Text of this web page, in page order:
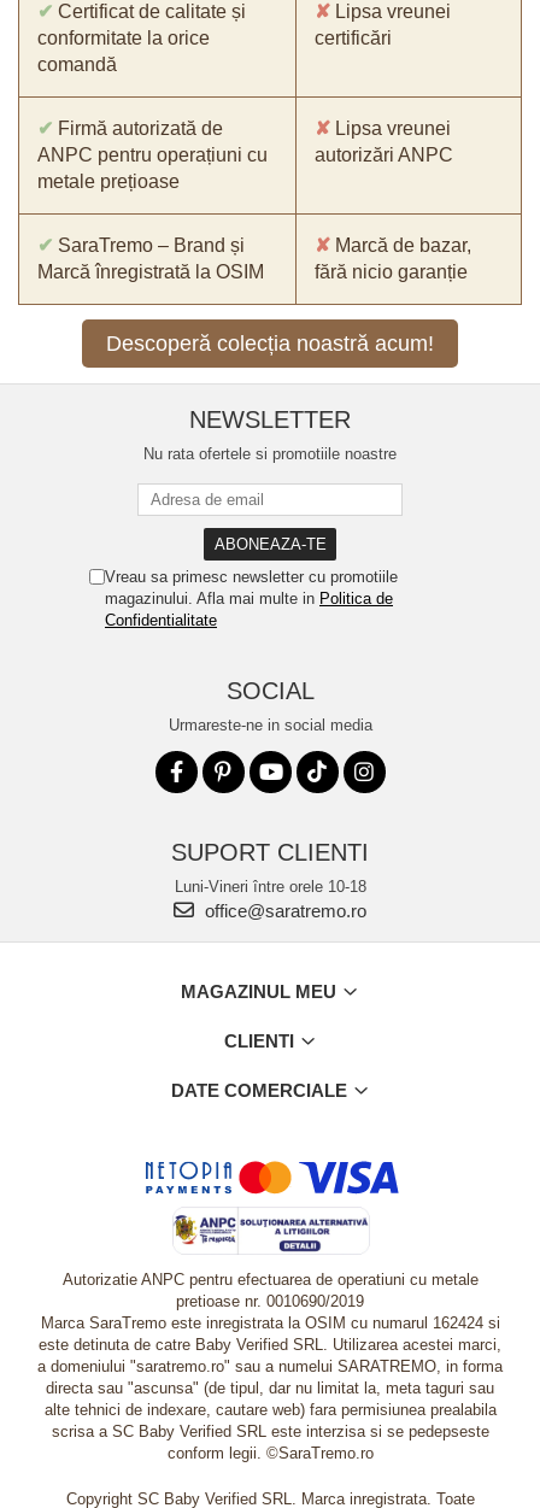
✔ Certificat de calitate și
conformitate la orice
comandă
✘ Lipsa vreunei
certificări
✔ Firmă autorizată de
ANPC pentru operațiuni cu
metale prețioase
✘ Lipsa vreunei
autorizări ANPC
✔ SaraTremo – Brand și
Marcă înregistrată la OSIM
✘ Marcă de bazar,
fără nicio garanție
Descoperă colecția noastră acum!
NEWSLETTER
Nu rata ofertele si promotiile noastre
Vreau sa primesc newsletter cu promotiile
magazinului. Afla mai multe in Politica de
Confidentialitate
SOCIAL
Urmareste-ne in social media
SUPORT CLIENTI
Luni-Vineri între orele 10-18
office@saratremo.ro
MAGAZINUL MEU
CLIENTI
DATE COMERCIALE
Autorizatie ANPC pentru efectuarea de operatiuni cu metale
pretioase nr. 0010690/2019
Marca SaraTremo este inregistrata la OSIM cu numarul 162424 si
este detinuta de catre Baby Verified SRL. Utilizarea acestei marci,
a domeniului "saratremo.ro" sau a numelui SARATREMO, in forma
directa sau "ascunsa" (de tipul, dar nu limitat la, meta taguri sau
alte tehnici de indexare, cautare web) fara permisiunea prealabila
scrisa a SC Baby Verified SRL este interzisa si se pedepseste
conform legii. ©SaraTremo.ro
Copyright SC Baby Verified SRL. Marca inregistrata. Toate